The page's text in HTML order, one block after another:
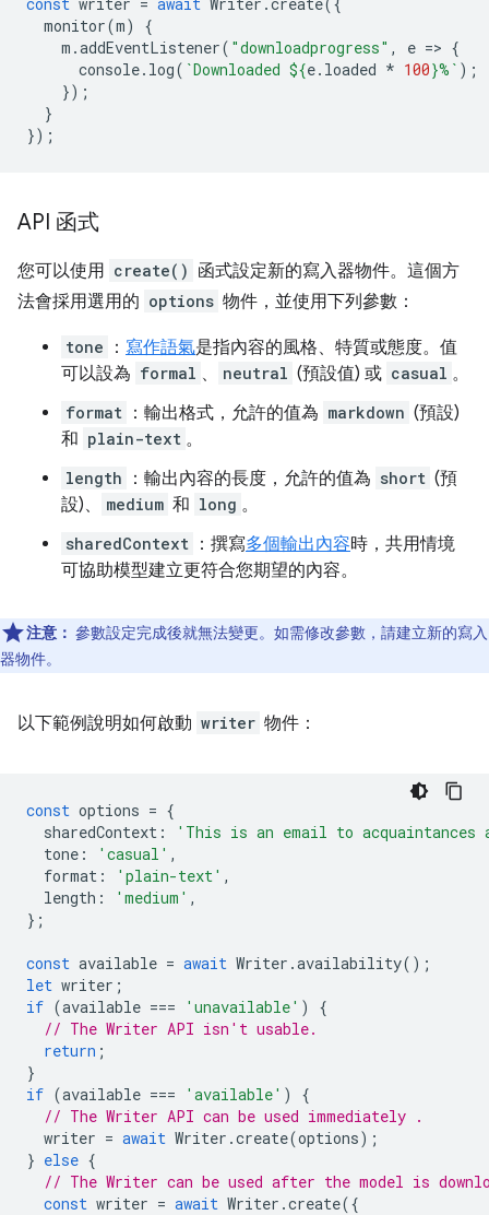
monitor(m)
{
m .addEventListener( "downloadprogress" , e => {
console. log( `Downloaded ${e. loaded * 100}%` );
});
}
});
API 函式
您可以使用 create() 函式設定新的寫入器物件。這個方
法會採用選用的 options 物件，並使用下列參數：
tone ： 寫作語氣是指內容的風格、特質或態度。值
可以設為 formal 、 neutral (預設值) 或 casual 。
format ：輸出格式，允許的值為 markdown (預設)
和 plain-text 。
length ：輸出內容的長度，允許的值為 short (預
設)、
medium 和 long 。
sharedContext ：撰寫多個輸出內容時，共用情境
可協助模型建立更符合您期望的內容。
注意： 參數設定完成後就無法變更。如需修改參數，請建立新的寫入
器物件。
以下範例說明如何啟動 writer 物件：
const options = {
sharedContext :
'This is an email to acquaintances
tone : 'casual' ,
format : 'plain-text' ,
length : 'medium' ,
};
const available = await Writer .availability();
let writer ;
if (available === 'unavailable' )
{
// The Writer API isn't usable.
return ;
}
if (available === 'available' )
{
// The Writer API can be used immediately .
writer = await Writer .create(options);
} else {
// The Writer can be used after the model is
const writer = await Writer .create({